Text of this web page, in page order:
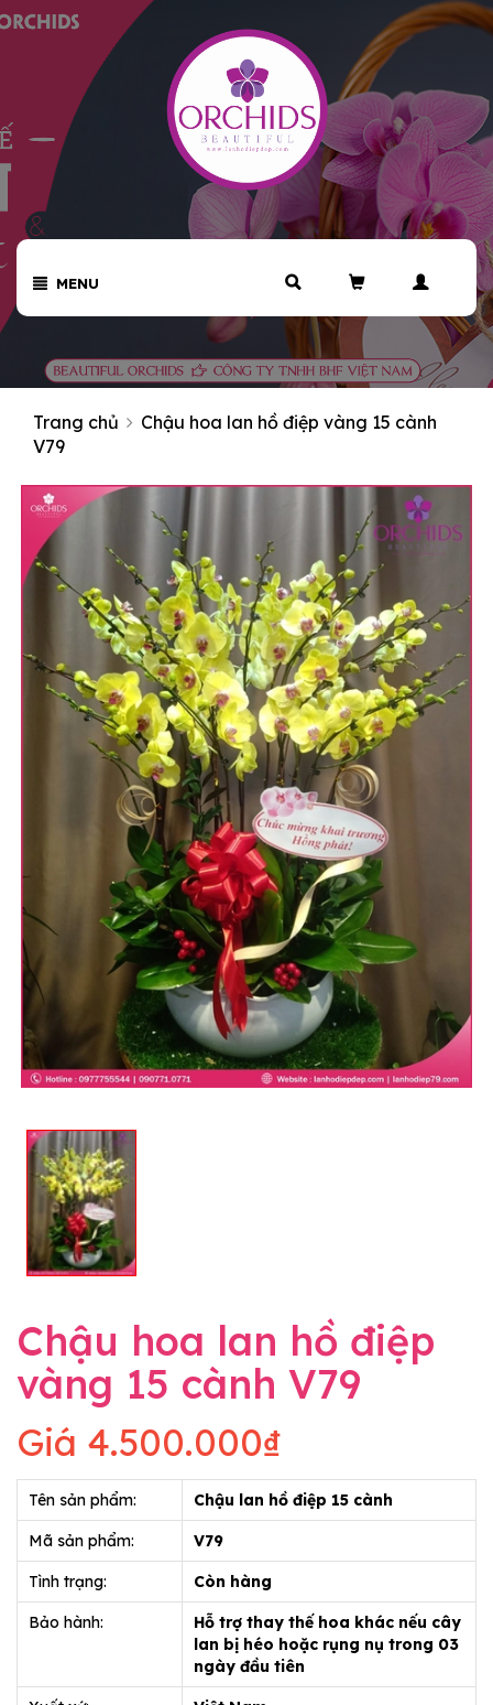
MENU
Trang chủ
Chậu hoa lan hồ điệp vàng 15 cành
V79
Chậu hoa lan hồ điệp
vàng 15 cành V79
Giá 4.500.000₫
Tên sản phẩm: Chậu lan hồ điệp 15 cành
Mã sản phẩm: V79
Tình trạng: Còn hàng
Bảo hành:
Hỗ trợ thay thế hoa khác nếu cây
lan bị héo hoặc rụng nụ trong 03
ngày đầu tiên